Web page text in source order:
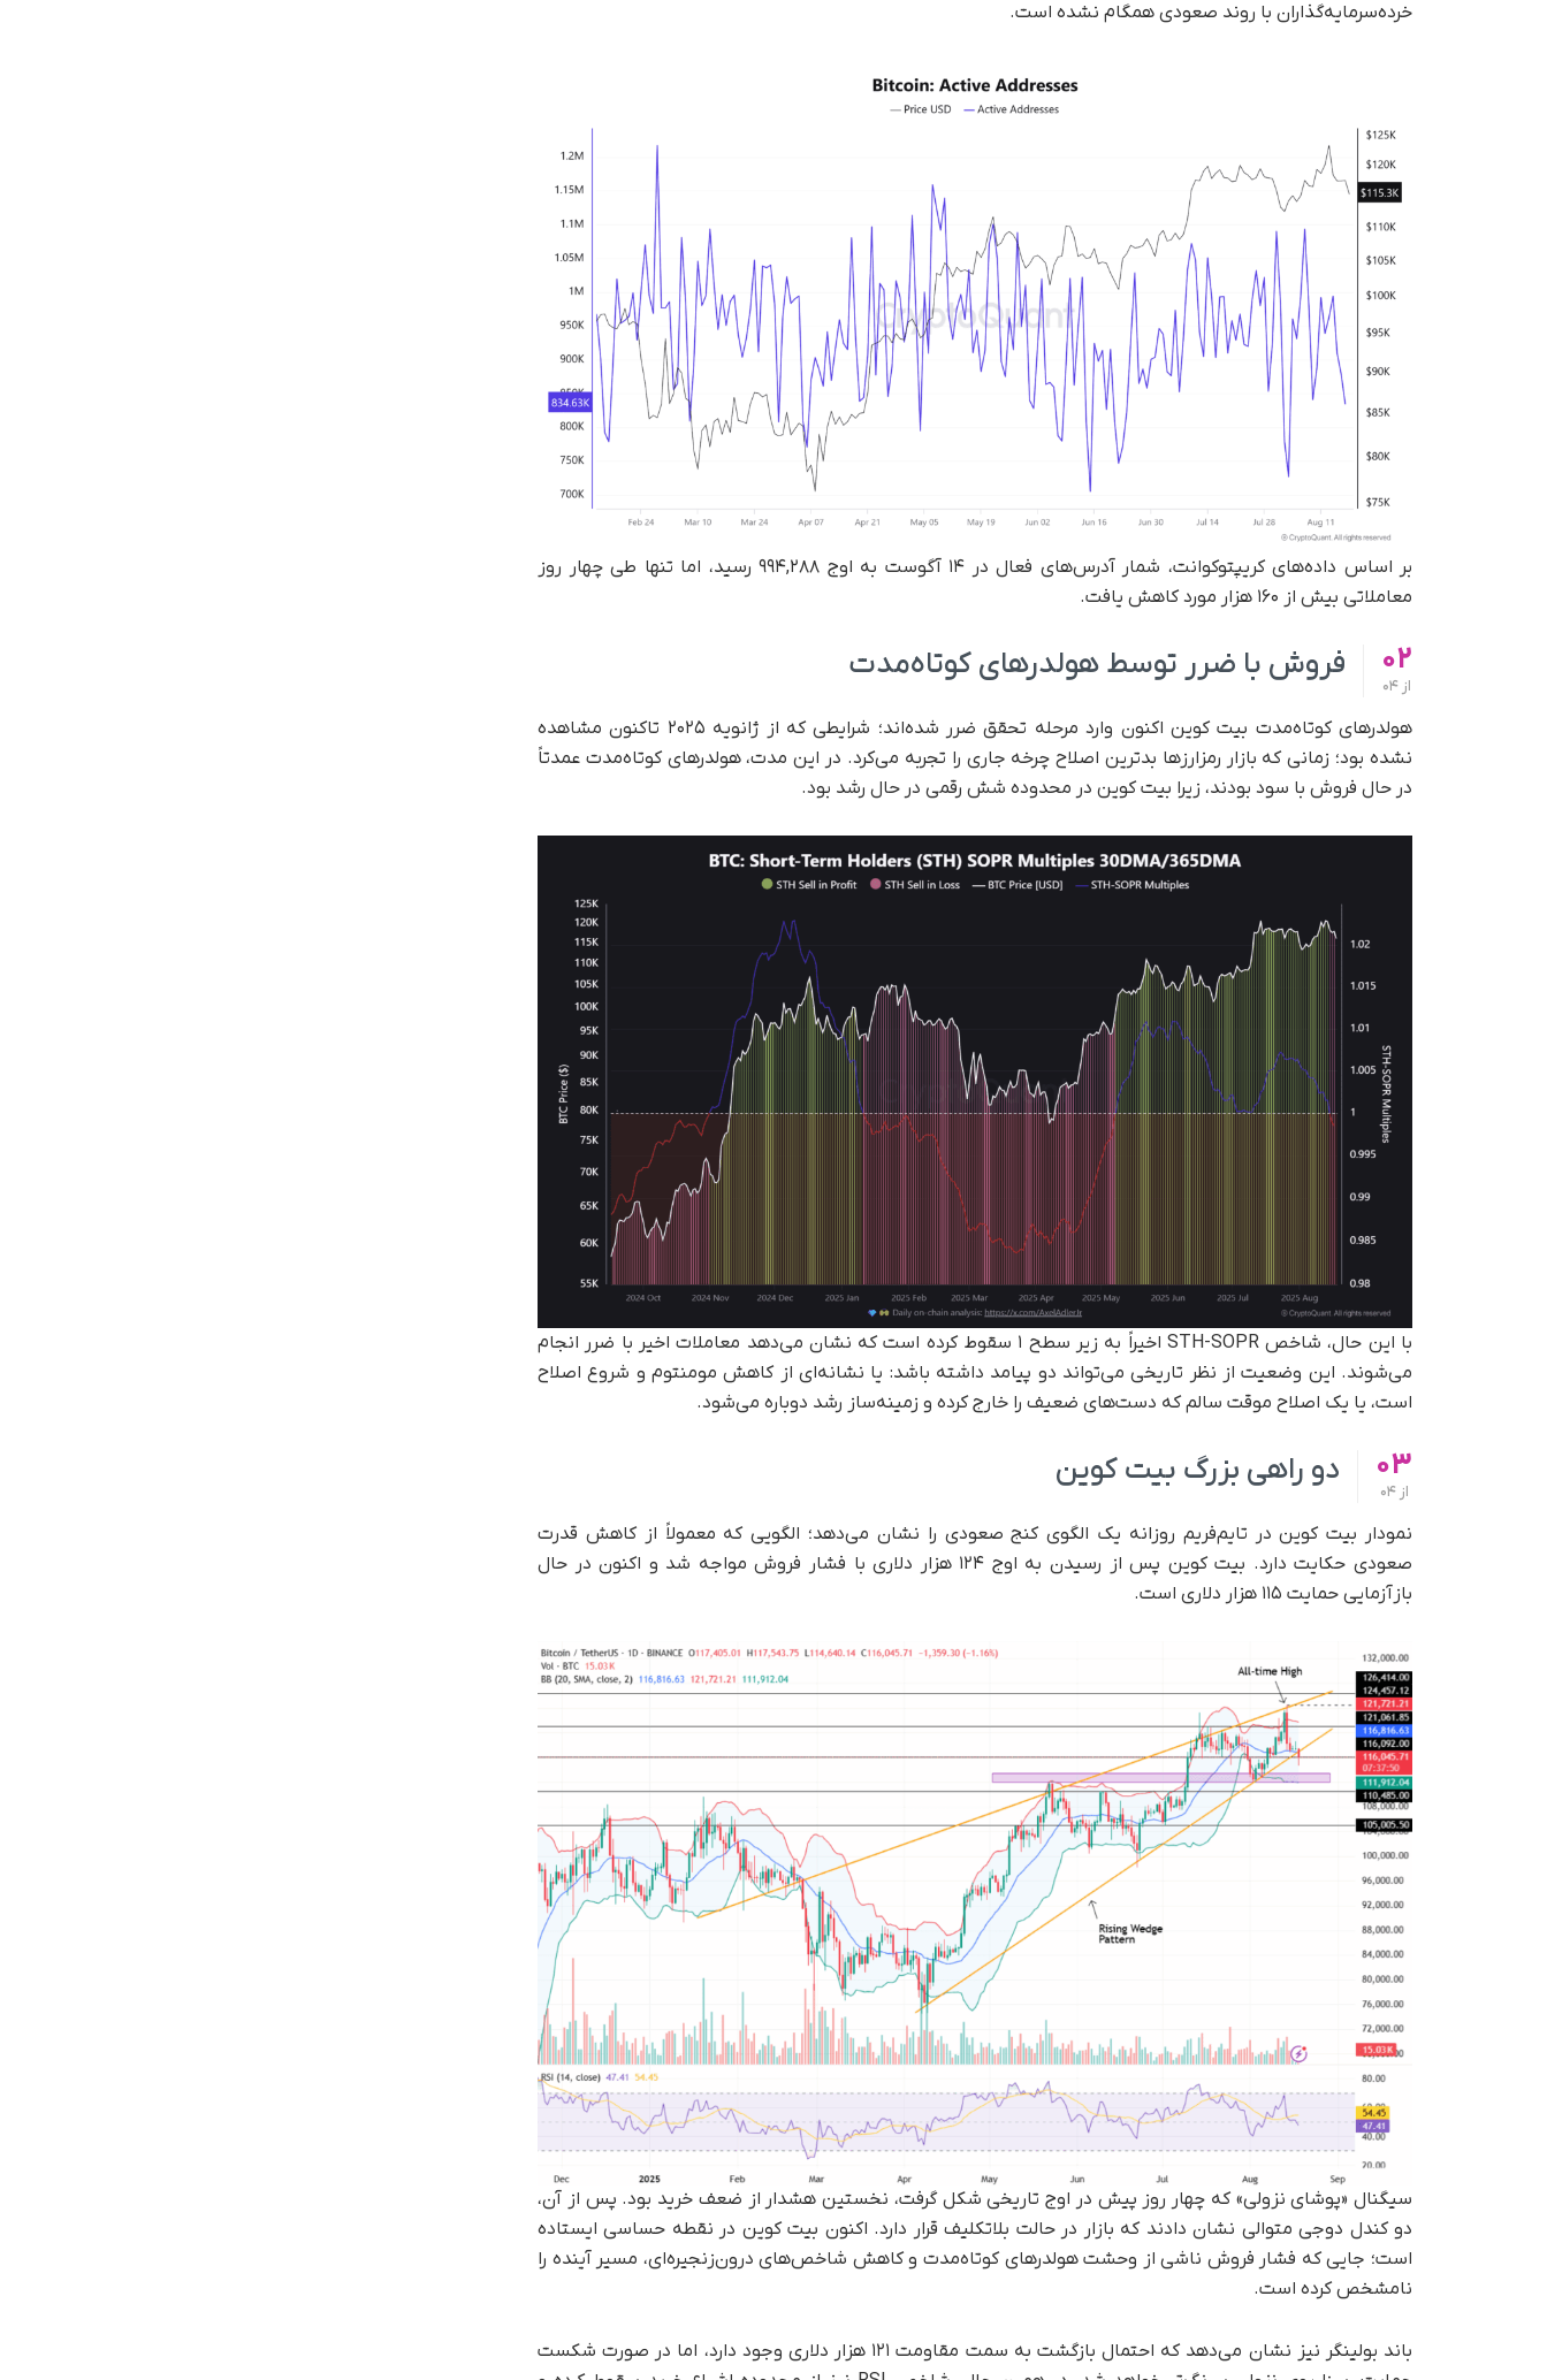
خرده‌سرمایه‌گذاران با روند صعودی همگام نشده است.
بر اساس داده‌های کریپتوکوانت، شمار آدرس‌های فعال در ۱۴ آگوست به اوج ۹۹۴,۲۸۸ رسید، اما تنها طی چهار روز
معاملاتی بیش از ۱۶۰ هزار مورد کاهش یافت.
02
از
فروش با ضرر توسط هولدرهای کوتاه‌مدت
هولدرهای کوتاه‌مدت بیت کوین اکنون وارد مرحله تحقق ضرر شده‌اند؛ شرایطی که از ژانویه ۲۰۲۵ تاکنون مشاهده
نشده بود؛ زمانی که بازار رمزارزها بدترین اصلاح چرخه جاری را تجربه می‌کرد. در این مدت، هولدرهای کوتاه‌مدت عمدتاً
در حال فروش با سود بودند، زیرا بیت کوین در محدوده شش رقمی در حال رشد بود.
با این حال، شاخص STH-SOPR اخیراً به زیر سطح ۱ سقوط کرده است که نشان می‌دهد معاملات اخیر با ضرر انجام
می‌شوند. این وضعیت از نظر تاریخی می‌تواند دو پیامد داشته باشد: یا نشانه‌ای از کاهش مومنتوم و شروع اصلاح
است، یا یک اصلاح موقت سالم که دست‌های ضعیف را خارج کرده و زمینه‌ساز رشد دوباره می‌شود.
03
از 04
دو راهی بزرگ بیت کوین
نمودار بیت کوین در تایم‌فریم روزانه یک الگوی کنج صعودی را نشان می‌دهد؛ الگویی که معمولاً از کاهش قدرت
صعودی حکایت دارد. بیت کوین پس از رسیدن به اوج ۱۲۴ هزار دلاری با فشار فروش مواجه شد و اکنون در حال
بازآزمایی حمایت ۱۱۵ هزار دلاری است.
سیگنال «پوشای نزولی» که چهار روز پیش در اوج تاریخی شکل گرفت، نخستین هشدار از ضعف خرید بود. پس از آن،
دو کندل دوجی متوالی نشان دادند که بازار در حالت بلاتکلیف قرار دارد. اکنون بیت کوین در نقطه حساسی ایستاده
است؛ جایی که فشار فروش ناشی از وحشت هولدرهای کوتاه‌مدت و کاهش شاخص‌های درون‌زنجیره‌ای، مسیر آینده را
نامشخص کرده است.
باند بولینگر نیز نشان می‌دهد که احتمال بازگشت به سمت مقاومت ۱۲۱ هزار دلاری وجود دارد، اما در صورت شکست